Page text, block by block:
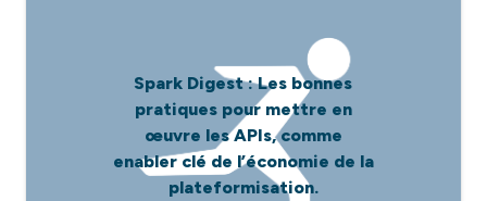
Spark Digest : Les bonnes
pratiques pour mettre en
œuvre les APIs, comme
enabler clé de l’économie de la
plateformisation.